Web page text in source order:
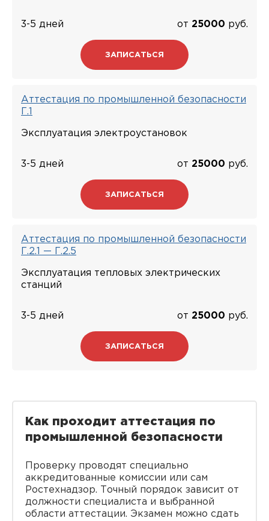
3-5 дней от 25000 руб.
ЗАПИСАТЬСЯ
Аттестация по промышленной безопасности
Г.1
Эксплуатация электроустановок
3-5 дней от 25000 руб.
ЗАПИСАТЬСЯ
Аттестация по промышленной безопасности
Г.2.1 — Г.2.5
Эксплуатация тепловых электрических
станций
3-5 дней от 25000 руб.
ЗАПИСАТЬСЯ
Как проходит аттестация по
промышленной безопасности
Проверку проводят специально
аккредитованные комиссии или сам
Ростехнадзор. Точный порядок зависит от
должности специалиста и выбранной
области аттестации. Экзамен можно сдать